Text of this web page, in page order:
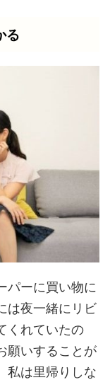
る
パーに買い物に
は夜一緒にリビ
くれていたの
願いすることが
私は里帰りしな